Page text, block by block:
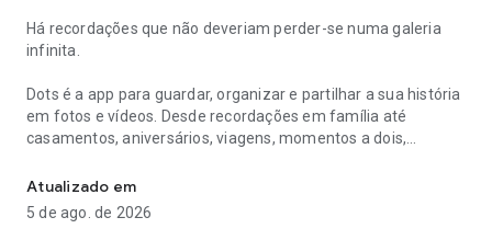
Há recordações que não deveriam perder-se numa galeria
infinita.
Dots é a app para guardar, organizar e partilhar a sua história
em fotos e vídeos. Desde recordações em família até
casamentos, aniversários, viagens, momentos a dois,
Dots ajuda-o a reunir o que realmente importa num só lugar.
E quando quiser conservar essa história para sempre, pode
Atualizado em
5 de ago. de 2026